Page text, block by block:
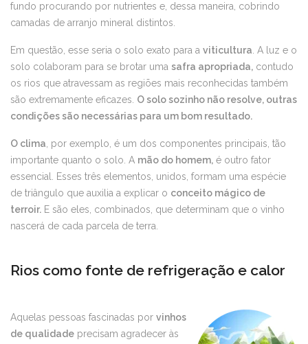
fundo procurando por nutrientes e, dessa maneira, cobrindo
camadas de arranjo mineral distintos.
Em questão, esse seria o solo exato para a viticultura . A luz e o
solo colaboram para se brotar uma safra apropriada, contudo
os rios que atravessam as regiões mais reconhecidas também
são extremamente eficazes. O solo sozinho não resolve, outras
condições são necessárias para um bom resultado.
O clima , por exemplo, é um dos componentes principais, tão
importante quanto o solo. A mão do homem, é outro fator
essencial. Esses três elementos, unidos, formam uma espécie
de triângulo que auxilia a explicar o conceito mágico de
terroir. E são eles, combinados, que determinam que o vinho
nascerá de cada parcela de terra.
Rios como fonte de refrigeração e calor
Aquelas pessoas fascinadas por vinhos
de qualidade precisam agradecer às